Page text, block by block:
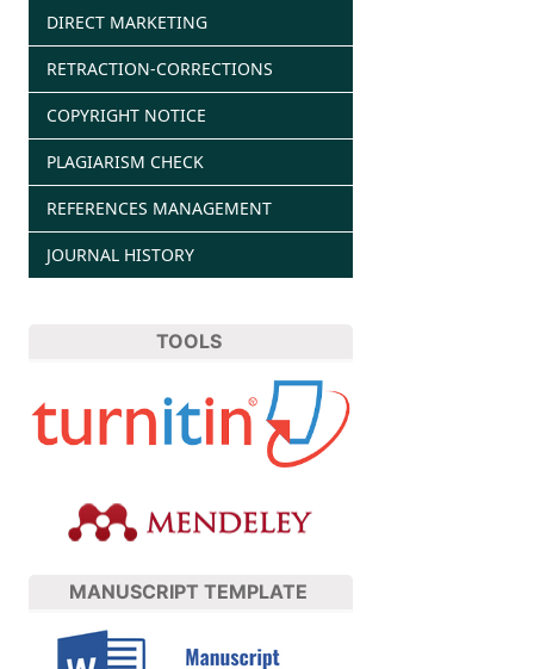
DIRECT MARKETING
RETRACTION-CORRECTIONS
COPYRIGHT NOTICE
PLAGIARISM CHECK
REFERENCES MANAGEMENT
JOURNAL HISTORY
TOOLS
MANUSCRIPT TEMPLATE